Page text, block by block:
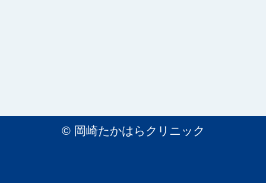
© 岡崎たかはらクリニック